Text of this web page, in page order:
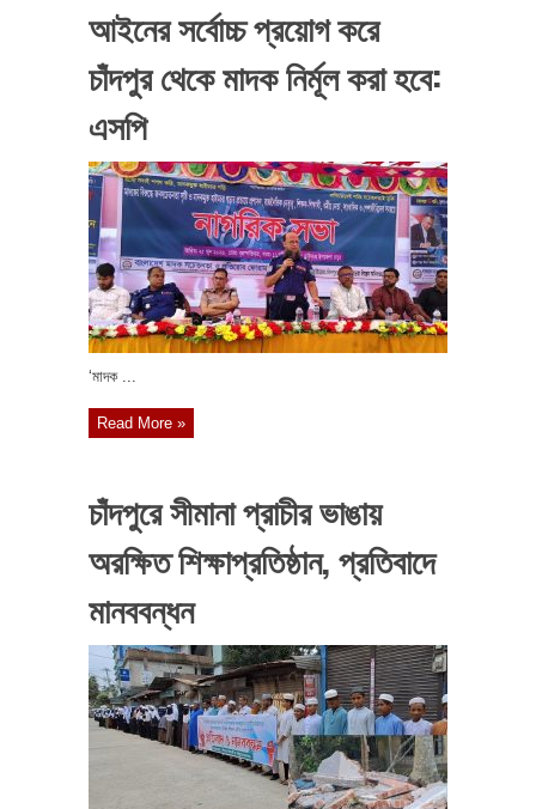
আইনের সর্বোচ্চ প্রয়োগ করে
চাঁদপুর থেকে মাদক নির্মূল করা হবে:
এসপি
‘মাদক ...
Read More »
চাঁদপুরে সীমানা প্রাচীর ভাঙায়
অরক্ষিত শিক্ষাপ্রতিষ্ঠান, প্রতিবাদে
মানববন্ধন